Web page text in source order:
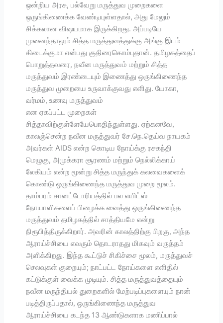
ஒன்றிய அரசு, பல்வேறு மருத்துவ முறைகளை
ஒருங்கிணைக்க வேண்டியுள்ளதால், அது மேலும்
சிக்கலான விஷயமாக இருக்கிறது. அப்படியே
முனைந்தாலும் சித்த மருத்துவத்துக்கு அங்கு இடம்
கிடைக்குமா என்பது குதிரைகொம்புதான். தமிழகத்தைப்
பொறுத்தவரை, நவீன மருத்துவம் மற்றும் சித்த
மருத்துவம் இரண்டையும் இணைத்து ஒருங்கிணைந்த
மருத்துவ முறையை உருவாக்குவது எளிது. யோகா,
வர்மம், உணவு மருத்துவம்
என ஏகப்பட்ட முறைகள்
சித்தாவிற்குள்ளேயேபொதிந்துள்ளது. ஏற்கனவே,
காலஞ்சென்ற நவீன மருத்துவர் சே.நெ.தெய்வ நாயகம்
அவர்கள் AIDS என்ற கொடிய நோய்க்கு ரசகந்தி
மெழுகு, அமுக்கரா சூரணம் மற்றும் நெல்லிக்காய்
லேகியம் என்ற மூன்று சித்த மருந்துக் கலவைகளைக்
கொண்டு ஒருங்கிணைந்த மருத்துவ முறை மூலம்.
தாம்பரம் சானட்டோரியத்தில் பல எயிட்ஸ்
நோயாளிகளைப் பிழைக்க வைத்து ஒருங்கிணைந்த
மருத்துவம் தமிழகத்தில் சாத்தியமே என்று
நிரூபித்திருக்கிறார். அவரின் காலத்திற்கு பிறகு, அந்த
ஆராய்ச்சியை எவரும் தொடராதது மிகவும் வருத்தம்
அளிக்கிறது. இந்த கூட்டுச் சிகிச்சை மூலம், மருத்துவச்
செலவுகள் குறையும்; நாட்பட்ட நோய்களை எளிதில்
கட்டுக்குள் வைக்க முடியும். சித்த மருத்துவத்தையும்
நவீன மருந்தியல் துறைகளில் மேற்படிப்புகளையும் நான்
படித்திருப்பதால், ஒருங்கிணைந்த மருத்துவ
ஆராய்ச்சியை கடந்த 13 ஆண்டுகளாக மணிப்பால்